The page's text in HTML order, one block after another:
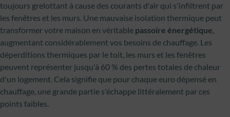
toujours grelottant à cause des courants d'air qui s'infiltrent par
les fenêtres et les murs. Une mauvaise isolation thermique peut
transformer votre maison en véritable passoire énergétique,
augmentant considérablement vos besoins de chauffage. Les
déperditions thermiques par le toit, les murs et les fenêtres
peuvent représenter jusqu'à 60 % des pertes totales de chaleur
d'un logement. Cela signifie que pour chaque euro dépensé en
chauffage, une grande partie s'échappe littéralement par ces
points faibles.